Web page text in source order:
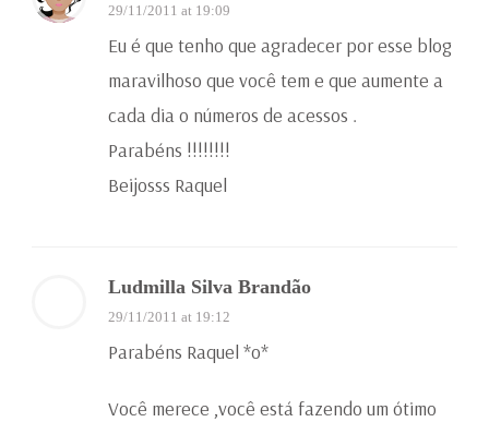
29/11/2011 at 19:09
Eu é que tenho que agradecer por esse blog
maravilhoso que você tem e que aumente a
cada dia o números de acessos .
Parabéns !!!!!!!!
Beijosss Raquel
Ludmilla Silva Brandão
29/11/2011 at 19:12
Parabéns Raquel *o*
Você merece ,você está fazendo um ótimo